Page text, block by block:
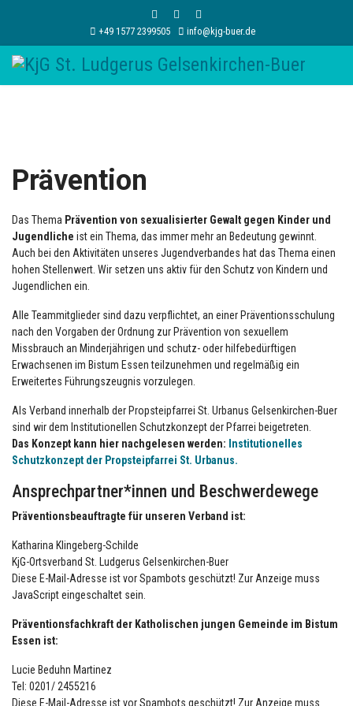
+49 1577 2399505 info@kjg-buer.de
Prävention
Das Thema Prävention von sexualisierter Gewalt gegen Kinder und
Jugendliche ist ein Thema, das immer mehr an Bedeutung gewinnt.
Auch bei den Aktivitäten unseres Jugendverbandes hat das Thema einen
hohen Stellenwert. Wir setzen uns aktiv für den Schutz von Kindern und
Jugendlichen ein.
Alle Teammitglieder sind dazu verpflichtet, an einer Präventionsschulung
nach den Vorgaben der Ordnung zur Prävention von sexuellem
Missbrauch an Minderjährigen und schutz- oder hilfebedürftigen
Erwachsenen im Bistum Essen teilzunehmen und regelmäßig ein
Erweitertes Führungszeugnis vorzulegen.
Als Verband innerhalb der Propsteipfarrei St. Urbanus Gelsenkirchen-Buer
sind wir dem Institutionellen Schutzkonzept der Pfarrei beigetreten.
Das Konzept kann hier nachgelesen werden: Institutionelles
Schutzkonzept der Propsteipfarrei St. Urbanus.
Ansprechpartner*innen und Beschwerdewege
Präventionsbeauftragte für unseren Verband ist:
Katharina Klingeberg-Schilde
KjG-Ortsverband St. Ludgerus Gelsenkirchen-Buer
Diese E-Mail-Adresse ist vor Spambots geschützt! Zur Anzeige muss
JavaScript eingeschaltet sein.
Präventionsfachkraft der Katholischen jungen Gemeinde im Bistum
Essen ist:
Lucie Beduhn Martinez
Tel: 0201/ 2455216
Diese E-Mail-Adresse ist vor Spambots geschützt! Zur Anzeige muss